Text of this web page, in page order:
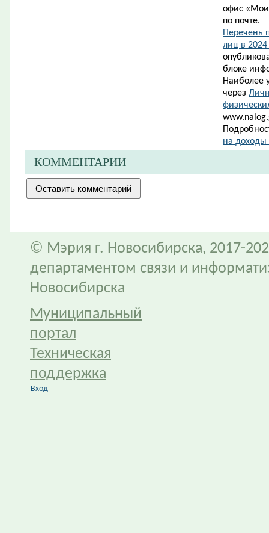
офис
по почте.
Перечень
лиц в 2024
блоке
Наиболее
через
на
КОММЕНТАРИИ
© Мэрия г. Новосибирска, 2017-
департаментом связи и
Новосибирска
Муниципальный
портал
Техническая
поддержка
Вход